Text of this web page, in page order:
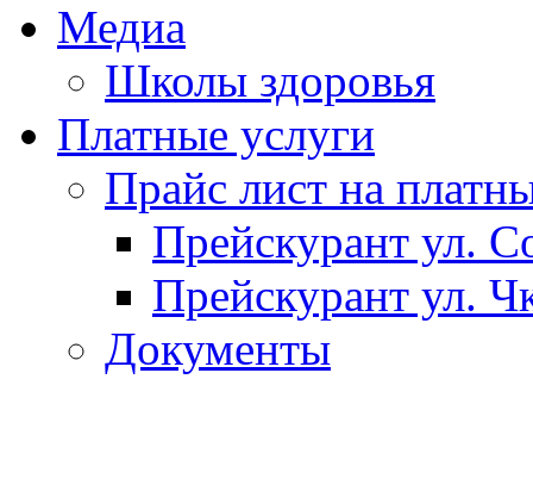
Медиа
Школы здоровья
Платные услуги
Прайс лист на
Прейскурант ул.
Прейскурант ул.
Документы